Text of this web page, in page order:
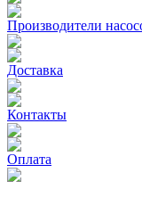
Производители
Доставка
Контакты
Оплата